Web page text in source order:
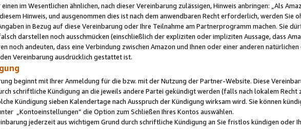
im Wesentlichen ähnlichen, nach dieser Vereinbarung zulässigen, Hinweis anbringen: „Als
Hinweis, und ausgenommen dies ist nach dem anwendbaren Recht erforderlich, werden Sie
in Bezug auf diese Vereinbarung oder Ihre Teilnahme am Partnerprogramm machen. Sie
darstellen noch ausschmücken (einschließlich der expliziten oder impliziten Aussage, dass
noch andeuten, dass eine Verbindung zwischen Amazon und Ihnen oder einer anderen
Vereinbarung ausdrücklich gestattet ist.
beginnt mit Ihrer Anmeldung für die bzw. mit der Nutzung der Partner-Website. Diese
schriftliche Kündigung an die jeweils andere Partei gekündigt werden (falls nach lokalem Recht
Kündigung sieben Kalendertage nach Ausspruch der Kündigung wirksam wird. Sie können
„Kontoeinstellungen“ die Option zum Schließen Ihres Kontos auswählen.
jederzeit aus wichtigem Grund durch schriftliche Kündigung an Sie fristlos kündigen oder